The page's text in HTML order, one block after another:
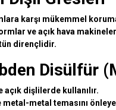
karşı mükemmel
ve açık hava
dirençlidir.
Disülfür
açık dişlilerde kullanılır.
metal-metal temasını